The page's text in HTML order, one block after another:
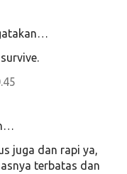
juga dan rapi ya,
terbatas dan